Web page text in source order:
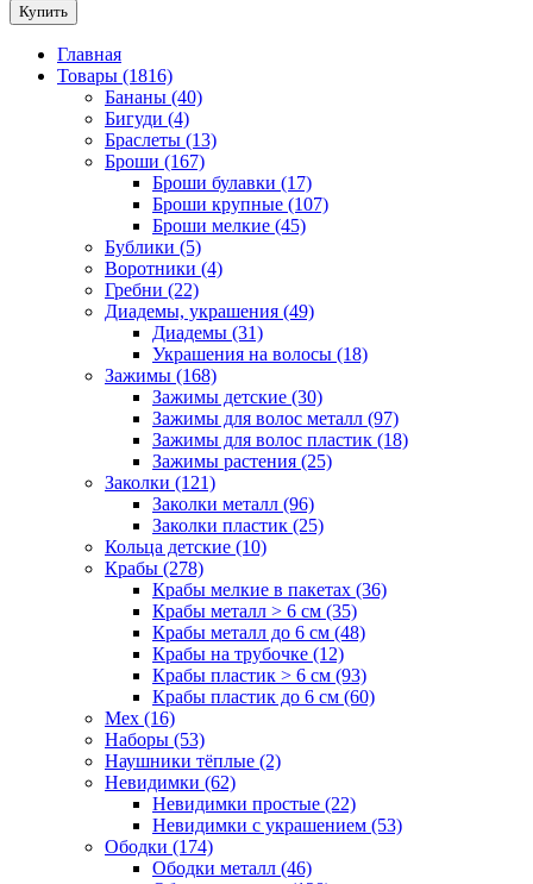
Купить
Главная
Товары (1816)
Бананы (40)
Бигуди (4)
Браслеты (13)
Броши (167)
Броши булавки (17)
Броши крупные (107)
Броши мелкие (45)
Бублики (5)
Воротники (4)
Гребни (22)
Диадемы, украшения (49)
Диадемы (31)
Украшения на волосы (18)
Зажимы (168)
Зажимы детские (30)
Зажимы для волос металл (97)
Зажимы для волос пластик (18)
Зажимы растения (25)
Заколки (121)
Заколки металл (96)
Заколки пластик (25)
Кольца детские (10)
Крабы (278)
Крабы мелкие в пакетах (36)
Крабы металл > 6 см (35)
Крабы металл до 6 см (48)
Крабы на трубочке (12)
Крабы пластик > 6 см (93)
Крабы пластик до 6 см (60)
Мех (16)
Наборы (53)
Наушники тёплые (2)
Невидимки (62)
Невидимки простые (22)
Невидимки с украшением (53)
Ободки (174)
Ободки металл (46)